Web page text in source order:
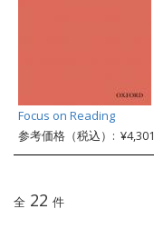
Focus on Reading
参考価格（税込）: ¥4,301
全 22 件